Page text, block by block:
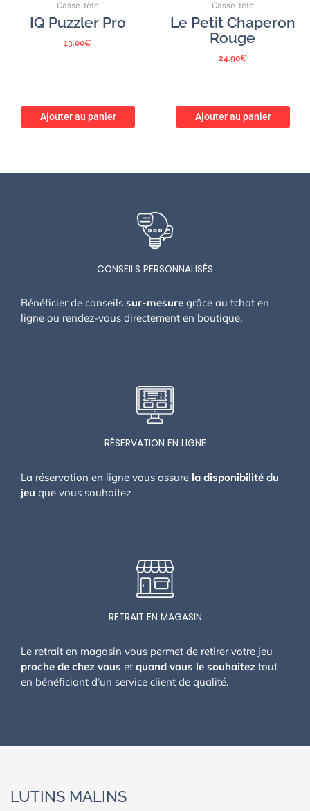
Casse-tête
IQ Puzzler Pro
13.00€
Ajouter au panier
Casse-tête
Le Petit Chaperon
Rouge
24.90€
Ajouter au panier
CONSEILS PERSONNALISÉS
Bénéficier de conseils sur-mesure grâce au tchat en
ligne ou rendez-vous directement en boutique.
RÉSERVATION EN LIGNE
La réservation en ligne vous assure la disponibilité du
jeu que vous souhaitez
RETRAIT EN MAGASIN
Le retrait en magasin vous permet de retirer votre jeu
proche de chez vous et quand vous le souhaitez tout
en bénéficiant d’un service client de qualité.
LUTINS MALINS